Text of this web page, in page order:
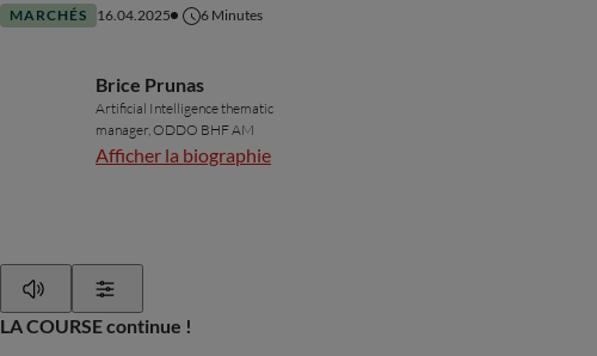
MARCHÉS 16.04.2025 6 Minutes
Brice Prunas
Artificial Intelligence thematic
manager, ODDO BHF AM
Afficher la biographie
LA COURSE continue !